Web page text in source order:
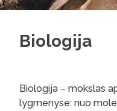
Biologija
Biologija – mokslas
lygmenyse: nuo